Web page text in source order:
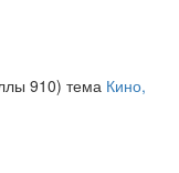
910) тема Кино,